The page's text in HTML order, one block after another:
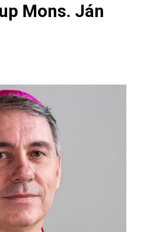
Mons. Ján